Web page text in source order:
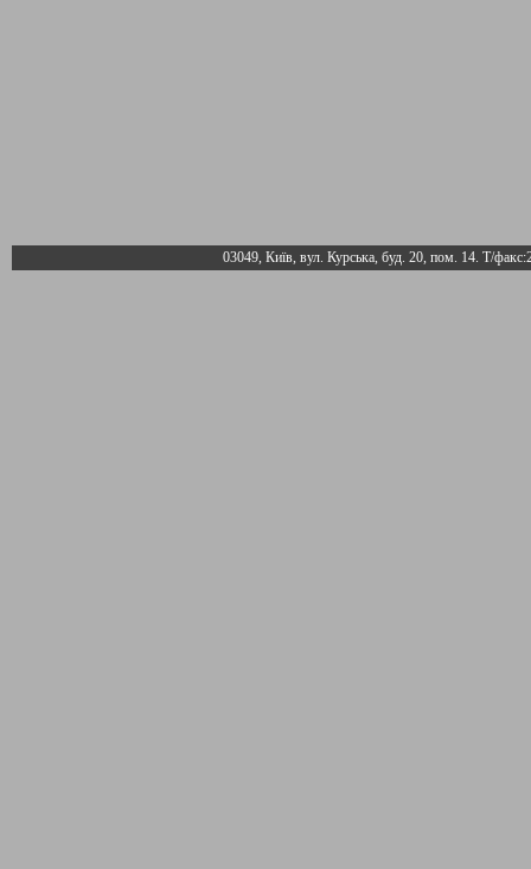
03049, Київ, вул. Курська, буд. 20, пом. 14. Т/